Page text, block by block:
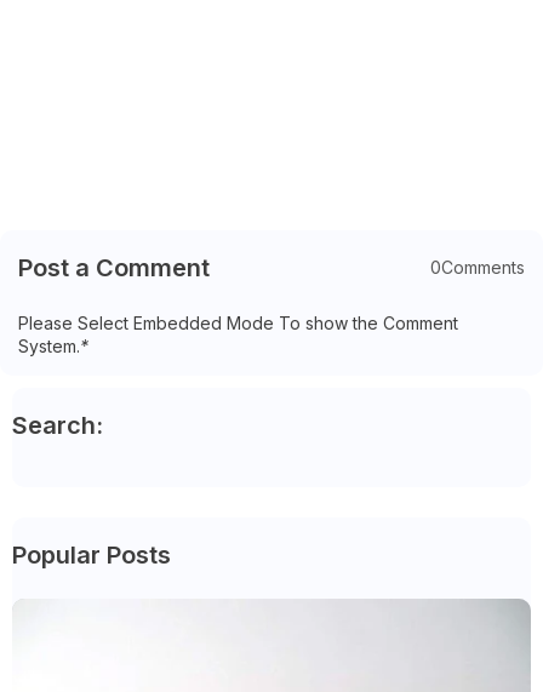
Post a Comment 0Comments
Please Select Embedded Mode To show the Comment
System.*
Search:
Popular Posts